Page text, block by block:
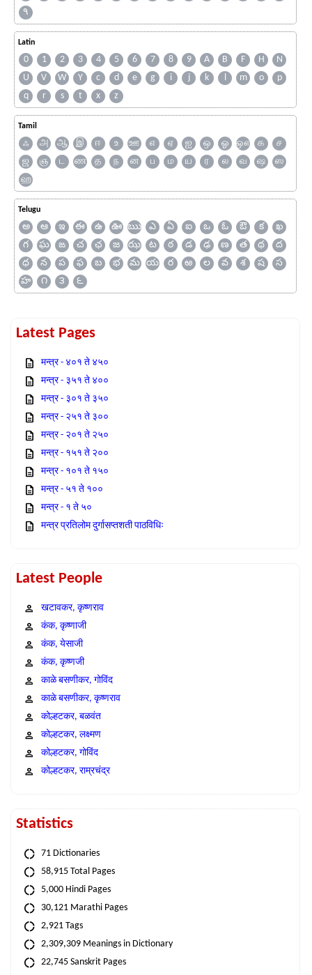
۹
Latin
0 1 2 3 4 5 6 7 8 9 A B F H
N
U
V W Y c d e g i j k l m o
p
q
r s t x z
Tamil
ஃ அ ஆ இ ஈ உ ஊ எ ஏ ஐ ஒ ஓ ஔ க
ச
ஜ
ஞ ட ண த ந ன ப ம ய ர ல வ ஷ
ஸ
ஹ
Telugu
అ ఆ ఇ ఈ ఉ ఊ ఋ ఎ ఏ ఐ ఒ ఓ ఔ క
ఖ
గ
ఘ ఙ చ ఛ జ ఝ ట ఠ డ ఢ ణ త థ
ద
ధ
న ప ఫ బ భ మ య ర ఱ ల వ శ ష
స
హ
౧ ౩ ౬
Latest Pages
मन्त्र - ४०१ ते ४५०
मन्त्र - ३५१ ते ४००
मन्त्र - ३०१ ते ३५०
मन्त्र - २५१ ते ३००
मन्त्र - २०१ ते २५०
मन्त्र - १५१ ते २००
मन्त्र - १०१ ते १५०
मन्त्र - ५१ ते १००
मन्त्र - १ ते ५०
मन्त्र प्रतिलोम दुर्गासप्तशती पाठविधिः
Latest People
खटावकर, कृष्णराव
कंक, कृष्णाजी
कंक, येसाजी
कंक, कृष्णजी
काळे बसणीकर, गोविंद
काळे बसणीकर, कृष्णराव
कोल्हटकर, बळवंत
कोल्हटकर, लक्ष्मण
कोल्हटकर, गोविंद
कोल्हटकर, राम्रचंद्र
Statistics
71 Dictionaries
58,915 Total Pages
5,000 Hindi Pages
30,121 Marathi Pages
2,921 Tags
2,309,309 Meanings in Dictionary
22,745 Sanskrit Pages